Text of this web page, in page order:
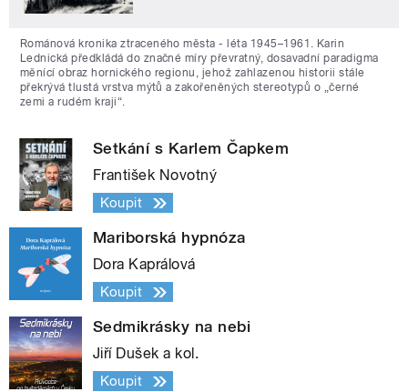
Románová kronika ztraceného města - léta 1945–1961. Karin
Lednická předkládá do značné míry převratný, dosavadní paradigma
měnící obraz hornického regionu, jehož zahlazenou historii stále
překrývá tlustá vrstva mýtů a zakořeněných stereotypů o „černé
zemi a rudém kraji“.
Setkání s Karlem Čapkem
František Novotný
Koupit
Mariborská hypnóza
Dora Kaprálová
Koupit
Sedmikrásky na nebi
Jiří Dušek a kol.
Koupit